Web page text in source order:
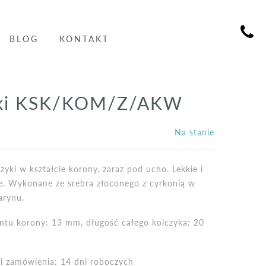
BLOG KONTAKT
KSK/KOM/Z/AKW
Na stanie
w kształcie korony, zaraz pod ucho. Lekkie i
Wykonane ze srebra złoconego z cyrkonią w
korony: 13 mm, długość całego kolczyka: 20
zamówienia: 14 dni roboczych